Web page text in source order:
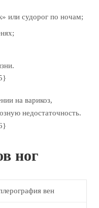
или судорог по ночам;
на варикоз,
недостаточность.
ног
вен